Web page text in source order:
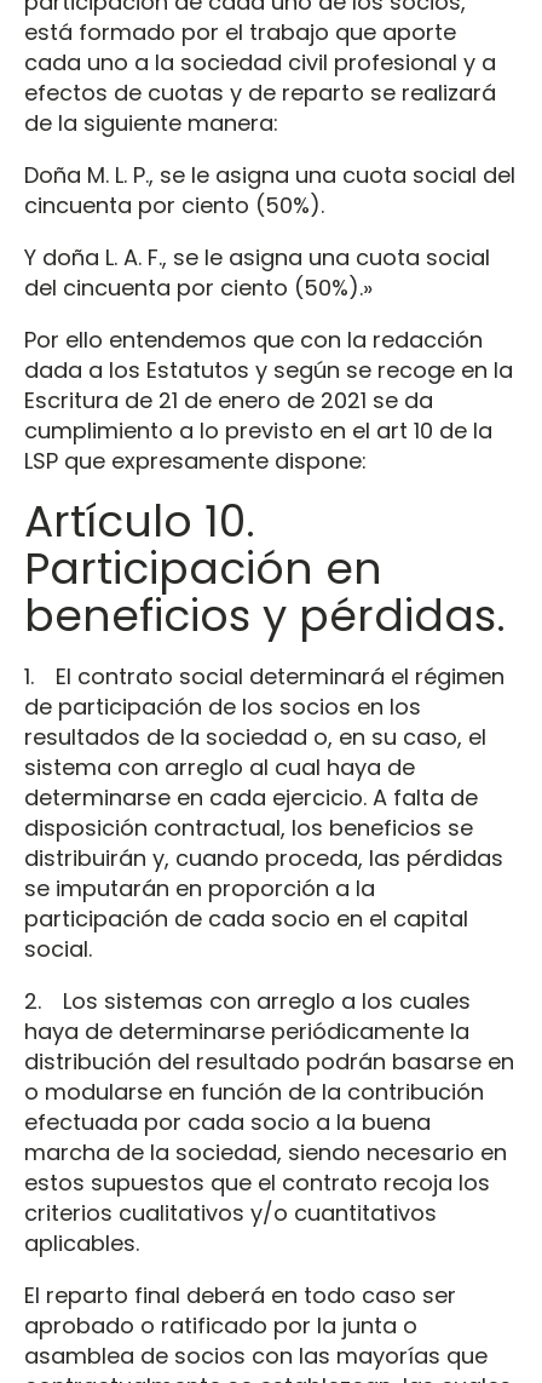
está formado por el trabajo que aporte
cada uno a la sociedad civil profesional y a
efectos de cuotas y de reparto se realizará
de la siguiente manera:
Doña M. L. P., se le asigna una cuota social del
cincuenta por ciento (50%).
Y doña L. A. F., se le asigna una cuota social
del cincuenta por ciento (50%).»
Por ello entendemos que con la redacción
dada a los Estatutos y según se recoge en la
Escritura de 21 de enero de 2021 se da
cumplimiento a lo previsto en el art 10 de la
LSP que expresamente dispone:
Artículo 10.
Participación en
beneficios y pérdidas.
1. El contrato social determinará el régimen
de participación de los socios en los
resultados de la sociedad o, en su caso, el
sistema con arreglo al cual haya de
determinarse en cada ejercicio. A falta de
disposición contractual, los beneficios se
distribuirán y, cuando proceda, las pérdidas
se imputarán en proporción a la
participación de cada socio en el capital
social.
2. Los sistemas con arreglo a los cuales
haya de determinarse periódicamente la
distribución del resultado podrán basarse en
o modularse en función de la contribución
efectuada por cada socio a la buena
marcha de la sociedad, siendo necesario en
estos supuestos que el contrato recoja los
criterios cualitativos y/o cuantitativos
aplicables.
El reparto final deberá en todo caso ser
aprobado o ratificado por la junta o
asamblea de socios con las mayorías que